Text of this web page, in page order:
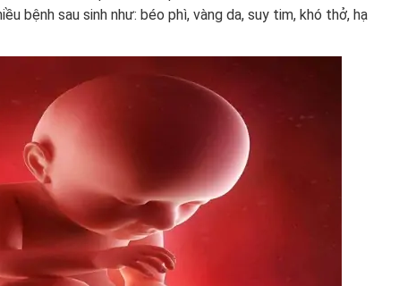
bệnh sau sinh như: béo phì, vàng da, suy tim, khó thở, hạ